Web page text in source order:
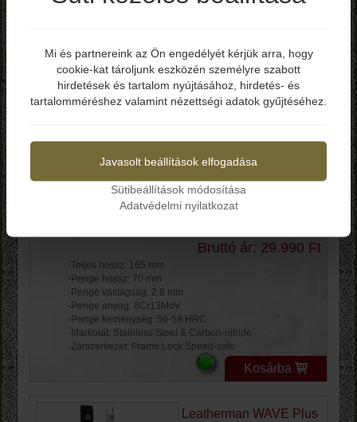
-Penge keménység: 56-58 HRC
-Markolat: Celluloid
-Zárszerkezet: Slip Joint
-Súly: 52 g
Kosárba
Kershaw Cryo Hinderer
KS1555TI
Bruttó ár: 29.990 Ft
-Teljes hossz: 165 mm
-Penge hossz: 70 mm
-Penge vastagság: 2.8 mm
-Penge anyag: 8Cr13MoV
-Penge keménység: 56-58 HRC
-Markolat: Stainless Steel & Carbon-nitride
-Zárszerkezet: Frame Lock Speed-safe
Kosárba
Leatherman WAVE Plus
Elmúltál már 18 éves?
Mi és partnereink az Ön engedélyét kérjük arra, hogy
cookie-kat tároljunk eszközén személyre szabott
hirdetések és tartalom nyújtásához, hirdetés- és
tartalomméréshez valamint nézettségi adatok gyűjtéséhez.
Javasolt beállítások elfogadása
Sütibeállítások módosítása
Adatvédelmi nyilatkozat